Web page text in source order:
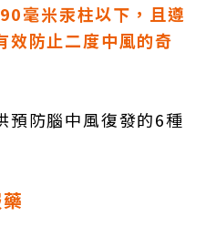
毫米汞柱以下，且遵
效防止二度中風的奇
預防腦中風復發的6種